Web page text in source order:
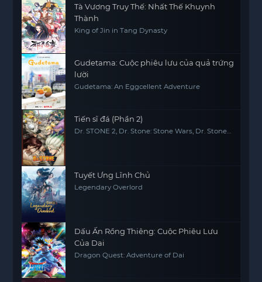
Tà Vương Truy Thế: Nhất Thế Khuynh
Thành
King of Jin in Tang Dynasty
Gudetama: Cuộc phiêu lưu của quả trứng
lười
Gudetama: An Eggcellent Adventure
Tiến sĩ đá (Phần 2)
Dr. STONE 2, Dr. Stone: Stone Wars, Dr. Stone
Tuyết Ưng Lĩnh Chủ
Legendary Overlord
Dấu Ấn Rồng Thiêng: Cuộc Phiêu Lưu
Của Dai
Dragon Quest: Adventure of Dai